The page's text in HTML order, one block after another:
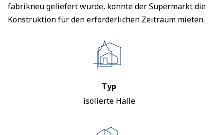
fabrikneu geliefert wurde, konnte der Supermarkt die
Konstruktion für den erforderlichen Zeitraum mieten.
Typ
isolierte Halle